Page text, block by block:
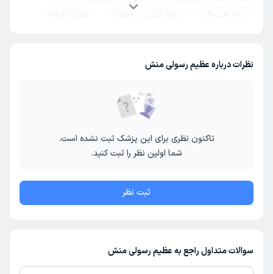
درمان افسردگی
درمان استرس و اضطراب
مشاور خانواده
مشاوره طلاق
مشاور روابط عاطفی
نظرات درباره عظیم رسولی منش
تاکنون نظری برای این پزشک ثبت نشده است.
شما اولین نظر را ثبت کنید.
ثبت نظر
سوالات متداول راجع به عظیم رسولی منش